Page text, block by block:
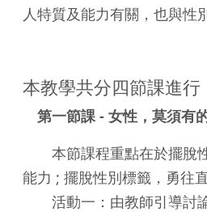
人特質及能力有關，也與性
本教學共分四節課進行
第一節課 - 女性，莫須有
本節課程重點在於擺脫
能力 ; 擺脫性別標籤，勇往直
活動一：由教師引導討